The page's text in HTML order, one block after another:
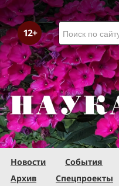
Новости События
Архив
Спецпроекты